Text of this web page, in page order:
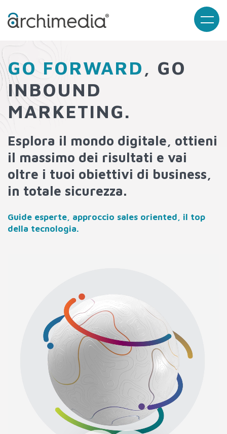
GO FORWARD, GO
INBOUND
MARKETING.
Esplora il mondo digitale, ottieni
il massimo dei risultati e vai
oltre i tuoi obiettivi di business,
in totale sicurezza.
Guide esperte, approccio sales oriented, il top
della tecnologia.